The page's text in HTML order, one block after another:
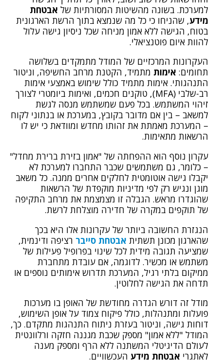
למערכת. בשונה מהשיטות המסורתיות של אבטחת
מידע, שהניחו כי כל מה שנמצא בתוך הרשת הארגונית
בטוח, הגישה ללא אמון מניחה שכל ניסיון גישה עלול
להוות איום פוטנציאלי.
העקרונות המרכזיים של המודל מתמקדים בשלושה
תחומים: אימות מתמיד, הקטנת מרחב החשיפה, וניטור
התנהגותי. אימות מתמיד כולל שימוש באמצעי אימות
רב-שלבי (MFA), טוקנים חכמים, ואימות ביומטרי לצורך
זיהוי המשתמש. בכל פעם שמשתמש מנסה לגשת
למשאב – בין אם מדובר בקובץ, במערכת או בנתוני לקוח
– המערכת מאמתת את זהותו מחדש ומוודאת כי יש לו
הרשאות מתאימות.
עקרון נוסף הוא ההפחתה של "אמון בזירת ברירת מחדל"
– כלומר, גם משתמשים שכבר התחברו למערכת לא
יקבלו גישה אוטומטית לחלקים אחרים ממנה. כל משאב
מוגן ונגיש רק לפי מדיניות מוקפדת של הרשאות
שהוגדרו מראש. הגבלה זו מצמצמת את מרחב התקיפה
של תוקפים במקרה של חדירה מוצלחת לרשת.
הנגזרת החשובה ביותר של עקרונות אלו היא בכך
שהארגון מכונן תשתית אבטחת סייבר רציפה ודינמית,
שמציעה תגובה מידית לכל שינוי בפרופיל פעילות של
משתמש או מכשיר. לדוגמה, אם עובדת מתחברת
ממיקום בלתי רגיל, המערכת תדרוש אימותים נוספים או
תדחה את הגישה לחלוטין.
מודל זה דורש הגדרה מחודשת של האופן בו מערכות
פועלות ומתנהלות, כולל פיקוח צמוד על אופן השימוש,
דוחות גישה, וניטור בעזרת ניתוח התנהגות מתקדם. כך,
המודל "ללא אמון" מספק שכבת מגננה חזקה ורלוונטית
לעולם הדיגיטלי המשתנה ללא הרף ומספק מענה
לאתגרי אבטחת מידע העכשוויים.